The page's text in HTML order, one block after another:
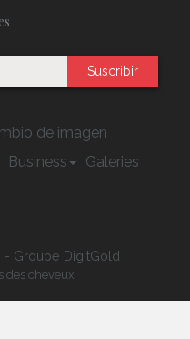
Suscribir
de imagen
Business
Galeries
Groupe DigitGold |
des cheveux